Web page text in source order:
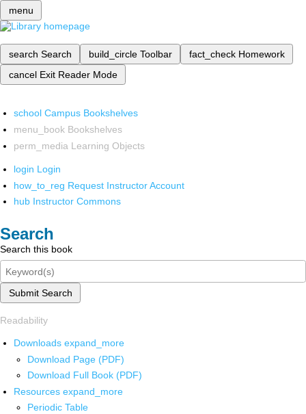
menu
search Search build_circle Toolbar fact_check Homework
cancel Exit Reader Mode
school Campus Bookshelves
menu_book Bookshelves
perm_media Learning Objects
login Login
how_to_reg Request Instructor Account
hub Instructor Commons
Search
Search this book
Submit Search
Readability
Downloads expand_more
Download Page (PDF)
Download Full Book (PDF)
Resources expand_more
Periodic Table